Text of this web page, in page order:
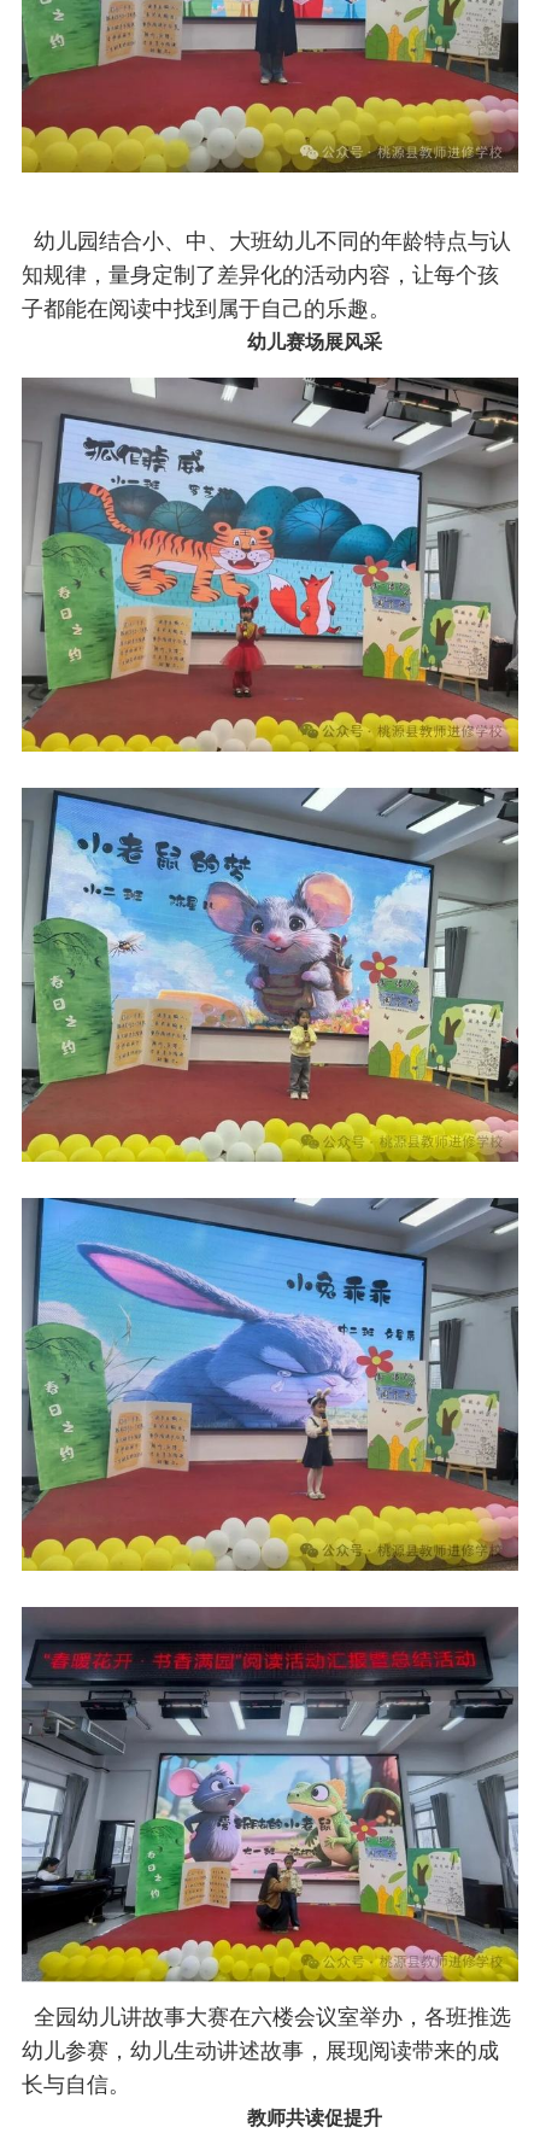
幼儿园结合小、中、大班幼儿不同的年龄特点与认
知规律，量身定制了差异化的活动内容，让每个孩
子都能在阅读中找到属于自己的乐趣。
幼儿赛场展风采
全园幼儿讲故事大赛在六楼会议室举办，各班推选
幼儿参赛，幼儿生动讲述故事，展现阅读带来的成
长与自信。
教师共读促提升